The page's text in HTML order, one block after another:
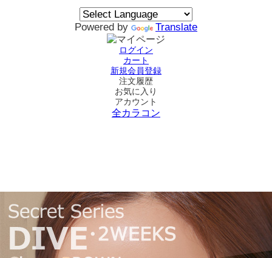
Powered by Translate
ログイン
カート
新規会員登録
注文履歴
お気に入り
アカウント
全カラコン